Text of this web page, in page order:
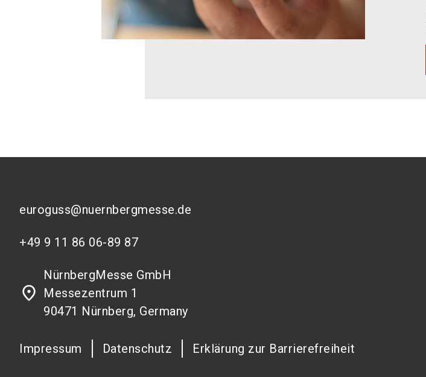
euroguss@nuernbergmesse.de
+49 9 11 86 06-89 87
place
NürnbergMesse GmbH
Messezentrum 1
90471 Nürnberg, Germany
Impressum Datenschutz Erklärung zur Barrierefreiheit